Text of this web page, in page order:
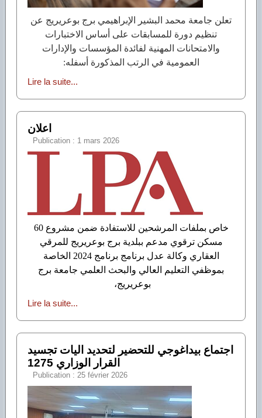
تعلن جامعة محمد البشير الإبراهيمي برج بوعريريج عن
تنظيم دورة للمسابقات على أساس الاختبارات
والامتحانات المهنية لفائدة المؤسسات والإدارات
العمومية في الرتب المذكورة أسفله:
Lire la suite...
اعلان
Publication : 1 mars 2026
خاص بملفات المرشحين للاستفادة ضمن مشروع 60
مسكن ترقوي مدعم ببلدية برج بوعريريج للمرقي
العقاري وكالة عدل برنامج برنامج 2024 الخاصة
بموظفي التعليم العالي والبحث العلمي جامعة برج
بوعريريج،
Lire la suite...
اجتماع بيداغوجي للتحضير لتحديد اليات تجسيد
القرار الوزاري 1275
Publication : 25 février 2026